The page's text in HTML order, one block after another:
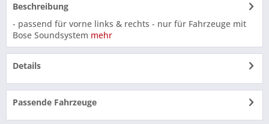
Beschreibung
- passend für vorne links & rechts - nur für Fahrzeuge mit
Bose Soundsystem mehr
Details
Passende Fahrzeuge